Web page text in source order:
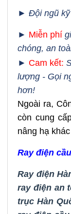
► Đội ngũ
► Miễn phí
chóng, an
► Cam kết:
lượng - Gọi
hơn!
Ngoài ra,
còn cung
nâng hạ
Ray điện
Ray điện
ray điện an
trục Hàn